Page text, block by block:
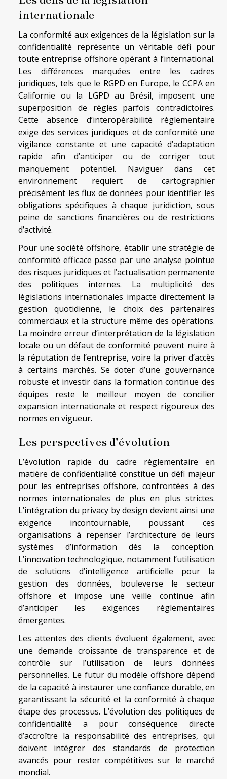
internationale
La conformité aux exigences de la législation sur la
confidentialité représente un véritable défi pour
toute entreprise offshore opérant à l’international.
Les différences marquées entre les cadres
juridiques, tels que le RGPD en Europe, le CCPA en
Californie ou la LGPD au Brésil, imposent une
superposition de règles parfois contradictoires.
Cette absence d’interopérabilité réglementaire
exige des services juridiques et de conformité une
vigilance constante et une capacité d’adaptation
rapide afin d’anticiper ou de corriger tout
manquement potentiel. Naviguer dans cet
environnement requiert de cartographier
précisément les flux de données pour identifier les
obligations spécifiques à chaque juridiction, sous
peine de sanctions financières ou de restrictions
d’activité.
Pour une société offshore, établir une stratégie de
conformité efficace passe par une analyse pointue
des risques juridiques et l’actualisation permanente
des politiques internes. La multiplicité des
législations internationales impacte directement la
gestion quotidienne, le choix des partenaires
commerciaux et la structure même des opérations.
La moindre erreur d’interprétation de la législation
locale ou un défaut de conformité peuvent nuire à
la réputation de l’entreprise, voire la priver d’accès
à certains marchés. Se doter d’une gouvernance
robuste et investir dans la formation continue des
équipes reste le meilleur moyen de concilier
expansion internationale et respect rigoureux des
normes en vigueur.
Les perspectives d’évolution
L’évolution rapide du cadre réglementaire en
matière de confidentialité constitue un défi majeur
pour les entreprises offshore, confrontées à des
normes internationales de plus en plus strictes.
L’intégration du privacy by design devient ainsi une
exigence incontournable, poussant ces
organisations à repenser l’architecture de leurs
systèmes d’information dès la conception.
L’innovation technologique, notamment l’utilisation
de solutions d’intelligence artificielle pour la
gestion des données, bouleverse le secteur
offshore et impose une veille continue afin
d’anticiper les exigences réglementaires
émergentes.
Les attentes des clients évoluent également, avec
une demande croissante de transparence et de
contrôle sur l’utilisation de leurs données
personnelles. Le futur du modèle offshore dépend
de la capacité à instaurer une confiance durable, en
garantissant la sécurité et la conformité à chaque
étape des processus. L’évolution des politiques de
confidentialité a pour conséquence directe
d’accroître la responsabilité des entreprises, qui
doivent intégrer des standards de protection
avancés pour rester compétitives sur le marché
mondial.